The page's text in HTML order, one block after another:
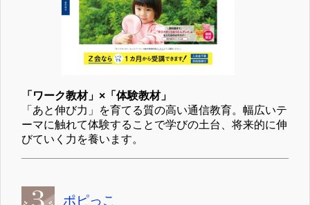
「ワーク教材」×「体験教材」
「あと伸び力」を育てる質の高い通信教育。幅広いテ
ーマに触れて体験することで学びの土台、将来的に伸
びていく力を養います。
ポピっこ